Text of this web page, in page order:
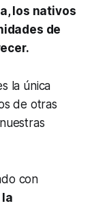
los nativos
de
la única
de otras
con
la